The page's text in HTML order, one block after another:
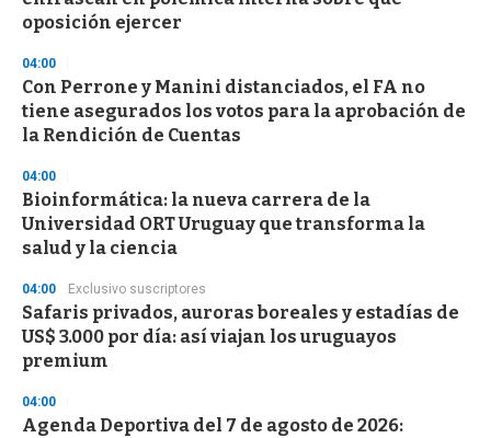
oposición ejercer
04:00
Con Perrone y Manini distanciados, el FA no
tiene asegurados los votos para la aprobación de
la Rendición de Cuentas
04:00
Bioinformática: la nueva carrera de la
Universidad ORT Uruguay que transforma la
salud y la ciencia
04:00 Exclusivo suscriptores
Safaris privados, auroras boreales y estadías de
US$ 3.000 por día: así viajan los uruguayos
premium
04:00
Agenda Deportiva del 7 de agosto de 2026: